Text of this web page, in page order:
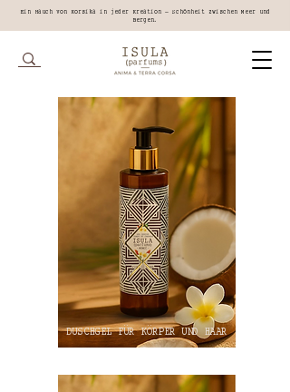
Ein Hauch von Korsika in jeder Kreation – Schönheit zwischen Meer und
Bergen.
DUSCHGEL FÜR KÖRPER UND HAAR